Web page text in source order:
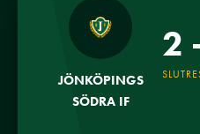
JÖNKÖPINGS
SÖDRA IF
2